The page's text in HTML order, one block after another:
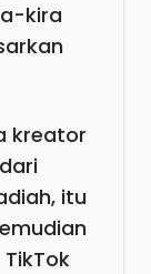
kira
kreator
itu